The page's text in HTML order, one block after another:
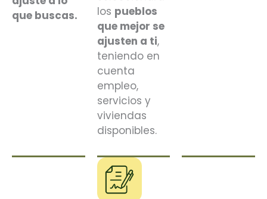
que buscas.
los pueblos
que mejor se
ajusten a ti,
teniendo en
cuenta
empleo,
servicios y
viviendas
disponibles.